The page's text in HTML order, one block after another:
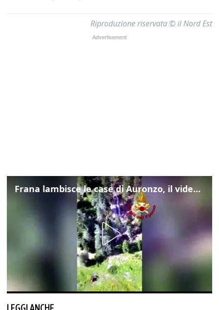
Riproduzione riservata © il Nord Est
Frana lambisce le case di Auronzo, il video dall'elicottero dei vigili del fuoco